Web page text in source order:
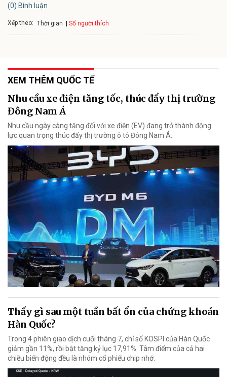
(0) Bình luận
Xếp theo: Thời gian Số người thích
XEM THÊM QUỐC TẾ
Nhu cầu xe điện tăng tốc, thúc đẩy thị trường
Đông Nam Á
Nhu cầu ngày càng tăng đối với xe điện (EV) đang trở thành động
lực quan trọng thúc đẩy thị trường ô tô Đông Nam Á.
Thấy gì sau một tuần bất ổn của chứng khoán
Hàn Quốc?
Trong 4 phiên giao dịch cuối tháng 7, chỉ số KOSPI của Hàn Quốc
giảm gần 11%, rồi bật tăng kỷ lục 17,91%. Tâm điểm của cả hai
chiều biến động đều là nhóm cổ phiếu chip nhớ.